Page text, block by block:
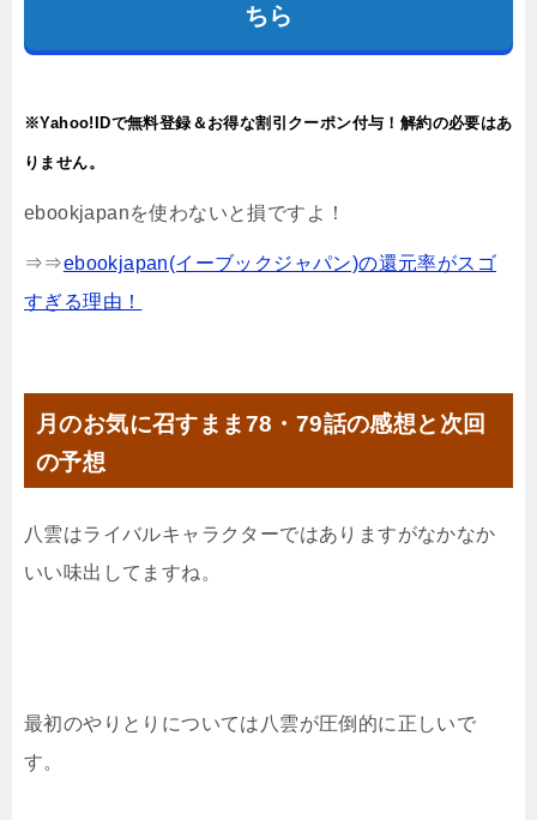
ちら
※Yahoo!IDで無料登録＆お得な割引クーポン付与！解約の必要はあ
りません。
ebookjapanを使わないと損ですよ！
⇒⇒ebookjapan(イーブックジャパン)の還元率がスゴ
すぎる理由！
月のお気に召すまま78・79話の感想と次回
の予想
八雲はライバルキャラクターではありますがなかなか
いい味出してますね。
最初のやりとりについては八雲が圧倒的に正しいで
す。